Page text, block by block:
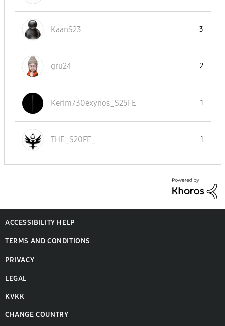
KaanS23 3
gru24 2
Kerim730exynos_ S25FE 1
THE_S20FE_ 1
ACCESSIBILITY HELP
TERMS AND CONDITIONS
PRIVACY
LEGAL
KVKK
CHANGE COUNTRY